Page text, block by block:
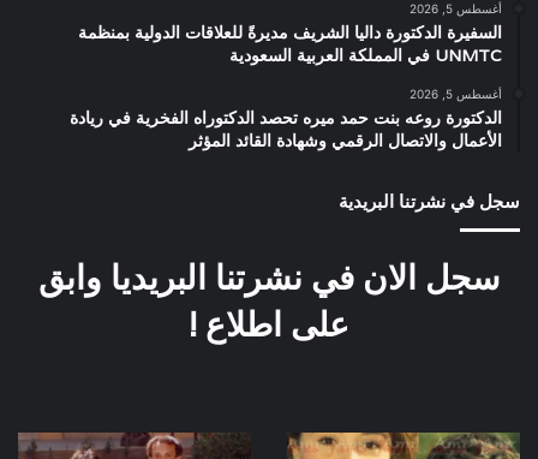
أغسطس 5, 2026
السفيرة الدكتورة داليا الشريف مديرةً للعلاقات الدولية بمنظمة
UNMTC في المملكة العربية السعودية
أغسطس 5, 2026
الدكتورة روعه بنت حمد ميره تحصد الدكتوراه الفخرية في ريادة
الأعمال والاتصال الرقمي وشهادة القائد المؤثر
سجل في نشرتنا البريدية
سجل الان في نشرتنا البريديا وابق
على اطلاع !
الفنانة